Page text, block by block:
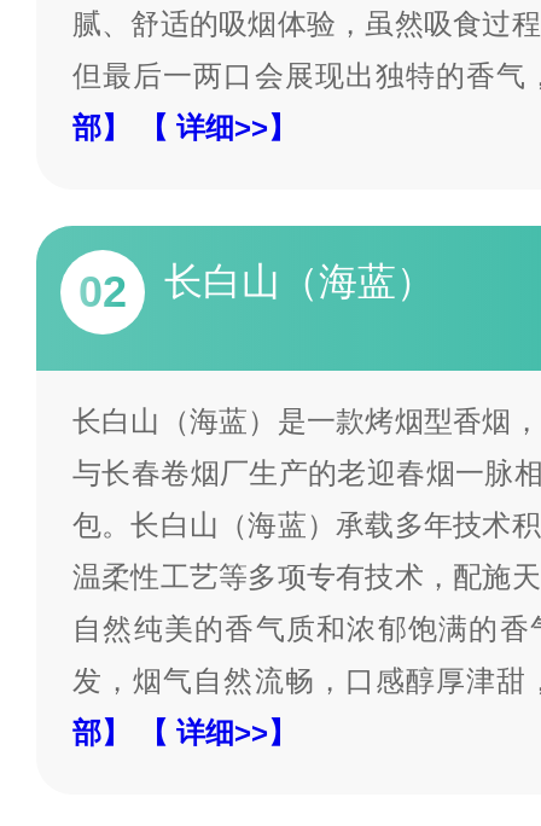
腻、舒适的吸烟体验，虽然吸食过
但最后一两口会展现出独特的香气
部】
【 详细>>】
02 长白山（海蓝）
长白山（海蓝）是一款烤烟型香烟
与长春卷烟厂生产的老迎春烟一脉
包。长白山（海蓝）承载多年技术
温柔性工艺等多项专有技术，配施
自然纯美的香气质和浓郁饱满的
发，烟气自然流畅，口感醇厚津甜
部】
【 详细>>】